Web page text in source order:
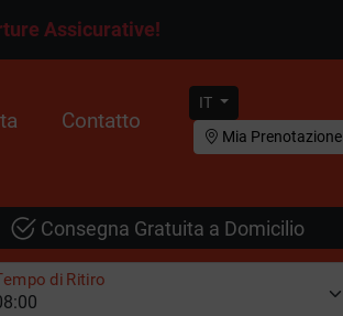
Assicurative!
Contatto
IT
Mia Prenotazione
Consegna Gratuita a Domicilio
di Ritiro